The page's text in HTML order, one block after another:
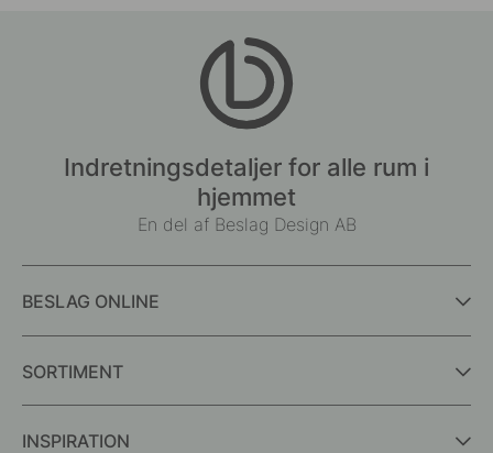
Indretningsdetaljer for alle rum i
hjemmet
En del af Beslag Design AB
BESLAG ONLINE
SORTIMENT
INSPIRATION